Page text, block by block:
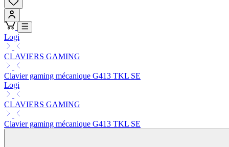
Logi
CLAVIERS GAMING
Clavier gaming mécanique G413 TKL SE
Logi
CLAVIERS GAMING
Clavier gaming mécanique G413 TKL SE